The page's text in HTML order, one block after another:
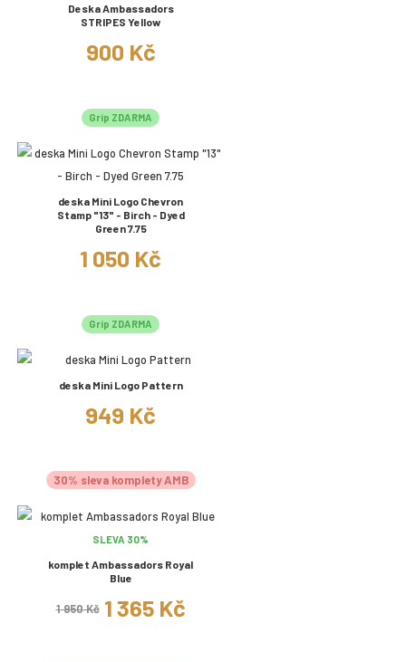
Deska Ambassadors
STRIPES Yellow
900 Kč
Grip ZDARMA
deska Mini Logo Chevron
Stamp "13" - Birch - Dyed
Green 7.75
1 050 Kč
Grip ZDARMA
deska Mini Logo Pattern
949 Kč
30% sleva komplety AMB
SLEVA 30%
komplet Ambassadors Royal
Blue
1 950 Kč 1 365 Kč